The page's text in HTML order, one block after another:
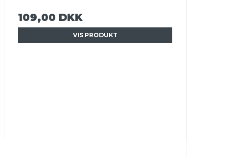
109,00 DKK
VIS PRODUKT